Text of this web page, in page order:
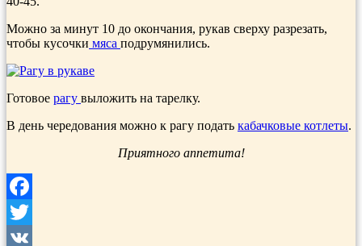
Можно за минут 10 до окончания, рукав сверху разрезать,
чтобы кусочки мяса подрумянились.
Готовое рагу выложить на тарелку.
В день чередования можно к рагу подать кабачковые котлеты.
Приятного аппетита!
Facebook
Twitter